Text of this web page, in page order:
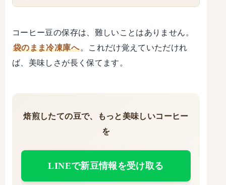
コーヒー豆の保存は、難しいことはありません。
袋のまま冷凍庫へ。これだけ覚えていただけれ
ば、美味しさが長く保てます。
焙煎したての豆で、もっと美味しいコーヒー
を
LINEで新豆情報を受け取る